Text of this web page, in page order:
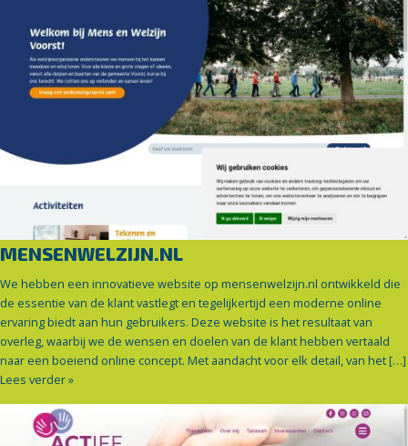
MENSENWELZIJN.NL
We hebben een innovatieve website op mensenwelzijn.nl ontwikkeld die
de essentie van de klant vastlegt en tegelijkertijd een moderne online
ervaring biedt aan hun gebruikers. Deze website is het resultaat van
overleg, waarbij we de wensen en doelen van de klant hebben vertaald
naar een boeiend online concept. Met aandacht voor elk detail, van het […]
Lees verder »